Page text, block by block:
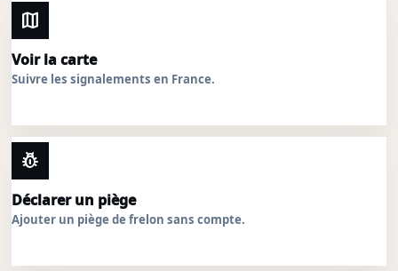
map
Voir la carte
Suivre les signalements en France.
pest_control
Déclarer un piège
Ajouter un piège de frelon sans compte.